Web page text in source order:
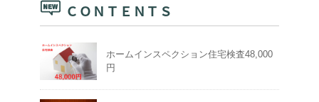
ＣＯＮＴＥＮＴＳ
ホームインスペクション住宅検査48,000
円